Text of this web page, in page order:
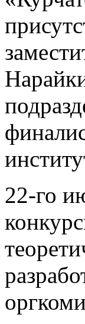
22-го